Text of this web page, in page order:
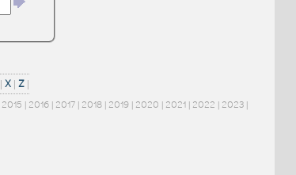
|X |Z |
2015 | 2016| 2017| 2018| 2019| 2020 | 2021| 2022 | 2023|